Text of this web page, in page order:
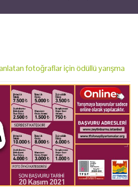
fotoğraflar için ödüllü yarışma